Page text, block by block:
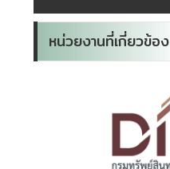
หน่วยงานที่เกี่ยวข้อง